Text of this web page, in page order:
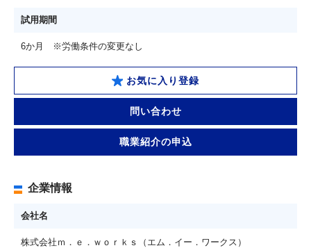
試用期間
6か月 ※労働条件の変更なし
お気に入り登録
問い合わせ
職業紹介の申込
企業情報
会社名
株式会社ｍ．ｅ．ｗｏｒｋｓ（エム．イー．ワークス）